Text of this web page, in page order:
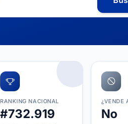
RANKING NACIONAL
#732.919
¿VENDE
No